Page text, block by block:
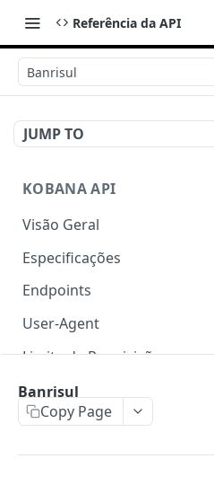
Referência da API
Banrisul
JUMP TO
KOBANA API
Visão Geral
Especificações
Endpoints
User-Agent
Limite de Requisições
Autenticação
Token de Acesso
Idempotência
Postman
Banrisul
Copy Page